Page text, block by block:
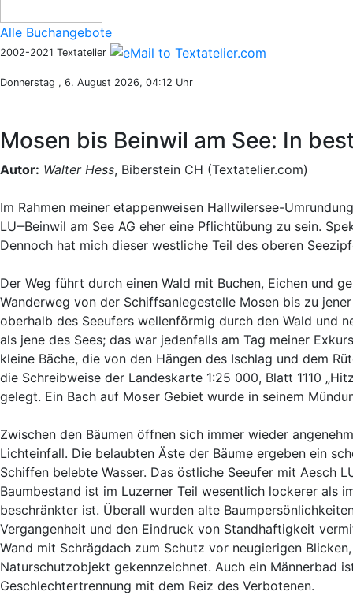
Alle Buchangebote
2002-2021 Textatelier
Donnerstag , 6. August 2026, 04:12 Uhr
Mosen bis Beinwil am See: In
Autor: Walter Hess, Biberstein CH (Textatelier.com)
Im Rahmen meiner etappenweisen Hallwilersee-
LU‒Beinwil am See AG eher eine Pflichtübung zu sein.
Dennoch hat mich dieser westliche Teil des oberen
Der Weg führt durch einen Wald mit Buchen, Eichen und
Wanderweg von der Schiffsanlegestelle Mosen bis zu
oberhalb des Seeufers wellenförmig durch den Wald und
als jene des Sees; das war jedenfalls am Tag meiner
kleine Bäche, die von den Hängen des Ischlag und dem
die Schreibweise der Landeskarte 1:25 000, Blatt 1110
gelegt. Ein Bach auf Moser Gebiet wurde in seinem
Zwischen den Bäumen öffnen sich immer wieder
Lichteinfall. Die belaubten Äste der Bäume ergeben ein
Schiffen belebte Wasser. Das östliche Seeufer mit Aesch
Baumbestand ist im Luzerner Teil wesentlich lockerer als
beschränkter ist. Überall wurden alte
Vergangenheit und den Eindruck von Standhaftigkeit
Wand mit Schrägdach zum Schutz vor neugierigen
Naturschutzobjekt gekennzeichnet. Auch ein Männerbad
Geschlechtertrennung mit dem Reiz des Verbotenen.